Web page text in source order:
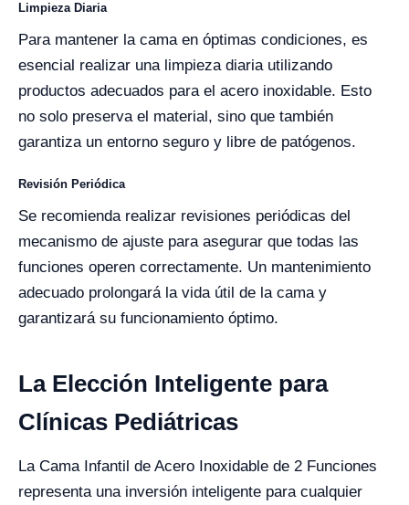
Limpieza Diaria
Para mantener la cama en óptimas condiciones, es
esencial realizar una limpieza diaria utilizando
productos adecuados para el acero inoxidable. Esto
no solo preserva el material, sino que también
garantiza un entorno seguro y libre de patógenos.
Revisión Periódica
Se recomienda realizar revisiones periódicas del
mecanismo de ajuste para asegurar que todas las
funciones operen correctamente. Un mantenimiento
adecuado prolongará la vida útil de la cama y
garantizará su funcionamiento óptimo.
La Elección Inteligente para
Clínicas Pediátricas
La Cama Infantil de Acero Inoxidable de 2 Funciones
representa una inversión inteligente para cualquier